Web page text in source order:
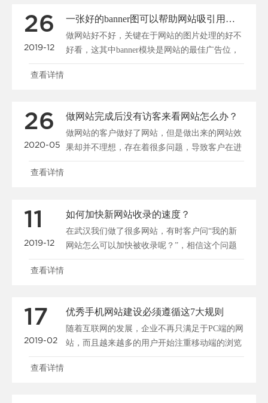
26
2019-12
一张好的banner图可以帮助网站吸引用户、促进转化
做网站好不好，关键在于网站的图片处理的好不
好看，这其中banner模块是网站的最佳广告位，
一张好的b......
查看详情
26
2020-05
做网站完成后没有访客来看网站怎么办？
做网站的客户做好了网站，但是做出来的网站效
果却并不理想，存在着很多问题，导致客户在进
入网站后停留很短......
查看详情
11
2019-12
如何加快新网站收录的速度？
在武汉我们做了很多网站，有时客户问“我的新
网站怎么可以加快被收录呢？”，相信这个问题
大家都很关心，所......
查看详情
17
2019-02
优秀手机网站建设必须遵循这7大规则
随着互联网的发展，企业不再只满足于PC端的网
站，而且越来越多的用户开始注重移动端的浏览
和搜索，所以说......
查看详情